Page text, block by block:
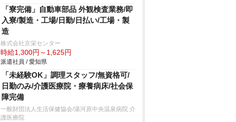
「寮完備」自動車部品 外観検査業務/即
入寮/製造・工場/日勤/日払い/工場・製
造
株式会社京栄センター
時給1,300円～1,625円
派遣社員 / 愛知県
「未経験OK」調理スタッフ/無資格可/
日勤のみ/介護医療院・療養病床/社会保
障完備
一般財団法人生活保健協会/湯河原中央温泉病院 介
護医療院